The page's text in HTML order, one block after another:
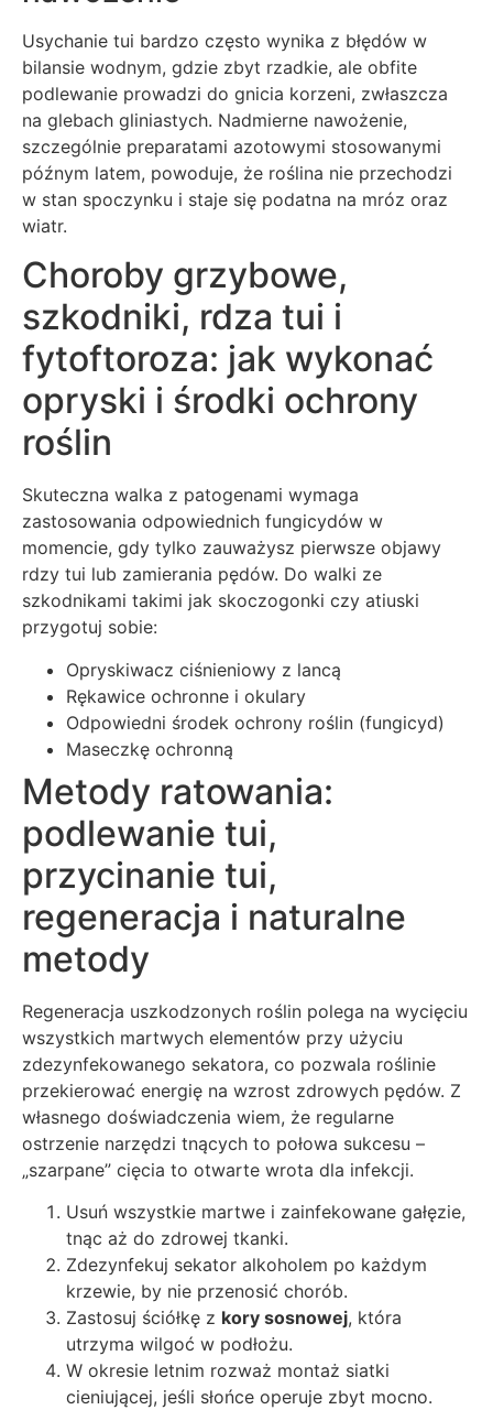
Usychanie tui bardzo często wynika z błędów w
bilansie wodnym, gdzie zbyt rzadkie, ale obfite
podlewanie prowadzi do gnicia korzeni, zwłaszcza
na glebach gliniastych. Nadmierne nawożenie,
szczególnie preparatami azotowymi stosowanymi
późnym latem, powoduje, że roślina nie przechodzi
w stan spoczynku i staje się podatna na mróz oraz
wiatr.
Choroby grzybowe,
szkodniki, rdza tui i
fytoftoroza: jak wykonać
opryski i środki ochrony
roślin
Skuteczna walka z patogenami wymaga
zastosowania odpowiednich fungicydów w
momencie, gdy tylko zauważysz pierwsze objawy
rdzy tui lub zamierania pędów. Do walki ze
szkodnikami takimi jak skoczogonki czy atiuski
przygotuj sobie:
Opryskiwacz ciśnieniowy z lancą
Rękawice ochronne i okulary
Odpowiedni środek ochrony roślin (fungicyd)
Maseczkę ochronną
Metody ratowania:
podlewanie tui,
przycinanie tui,
regeneracja i naturalne
metody
Regeneracja uszkodzonych roślin polega na wycięciu
wszystkich martwych elementów przy użyciu
zdezynfekowanego sekatora, co pozwala roślinie
przekierować energię na wzrost zdrowych pędów. Z
własnego doświadczenia wiem, że regularne
ostrzenie narzędzi tnących to połowa sukcesu –
„szarpane” cięcia to otwarte wrota dla infekcji.
Usuń wszystkie martwe i zainfekowane gałęzie,
tnąc aż do zdrowej tkanki.
Zdezynfekuj sekator alkoholem po każdym
krzewie, by nie przenosić chorób.
Zastosuj ściółkę z kory sosnowej, która
utrzyma wilgoć w podłożu.
W okresie letnim rozważ montaż siatki
cieniującej, jeśli słońce operuje zbyt mocno.